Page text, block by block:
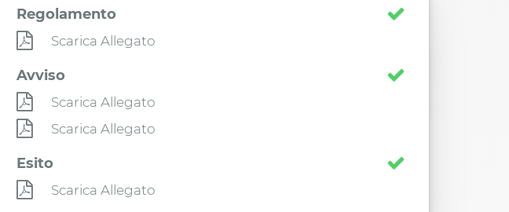
Regolamento
Scarica Allegato
Avviso
Scarica Allegato
Scarica Allegato
Esito
Scarica Allegato